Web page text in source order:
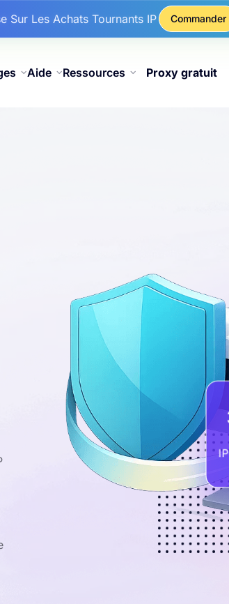
Bonus Sur Les Recharges
Sur Les Achats Statiques IP
Commander
Aide Ressources Proxy gratuit